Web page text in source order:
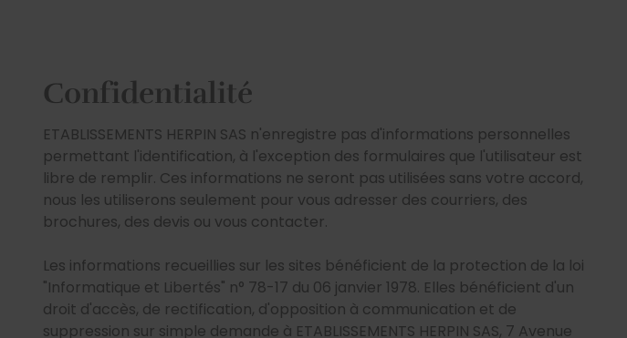
Confidentialité
ETABLISSEMENTS HERPIN SAS n'enregistre pas d'informations personnelles
permettant l'identification, à l'exception des formulaires que l'utilisateur est
libre de remplir. Ces informations ne seront pas utilisées sans votre accord,
nous les utiliserons seulement pour vous adresser des courriers, des
brochures, des devis ou vous contacter.
Les informations recueillies sur les sites bénéficient de la protection de la loi
"Informatique et Libertés" n° 78-17 du 06 janvier 1978. Elles bénéficient d'un
droit d'accès, de rectification, d'opposition à communication et de
suppression sur simple demande à ETABLISSEMENTS HERPIN SAS, 7 Avenue